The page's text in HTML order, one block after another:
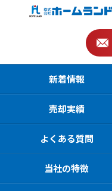
新着情報
売却実績
よくある質問
当社の特徴